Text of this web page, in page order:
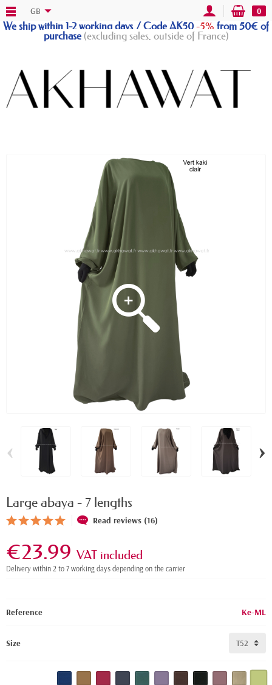
We ship within 1-2 working days / Code AK50-5% from 50€ of
purchase(excluding sales, outside of France)
GB 0
‹ ›
Large abaya - 7 lengths
Read reviews (16)
€23.99 VAT included
Delivery within 2 to 7 working days depending on the carrier
Reference Ke-ML
Size